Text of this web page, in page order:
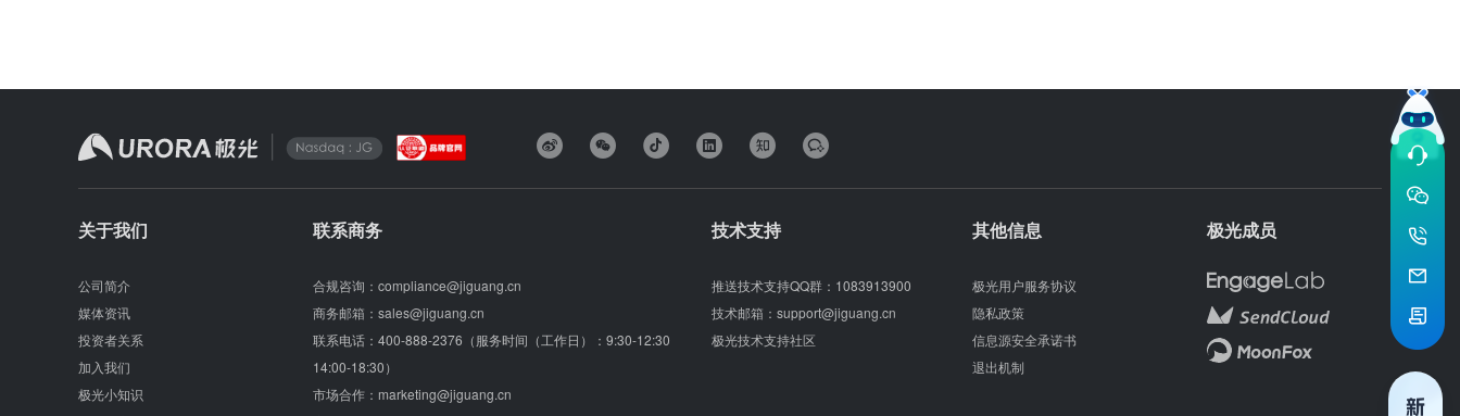
关于我们
公司简介
媒体资讯
投资者关系
加入我们
极光小知识
联系商务
合规咨询： compliance@jiguang.cn
商务邮箱： sales@jiguang.cn
联系电话： 400-888-2376（服务时间（工作日）：9:30-12:30
14:00-18:30）
市场合作： marketing@jiguang.cn
技术支持
推送技术支持QQ群： 1083913900
技术邮箱： support@jiguang.cn
极光技术支持社区
其他信息
极光用户服务协议
隐私政策
信息源安全承诺书
退出机制
极光成员